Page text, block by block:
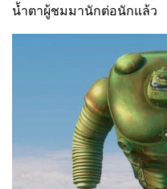
น้ำตาผู้ชมมานักต่อนักแล้ว